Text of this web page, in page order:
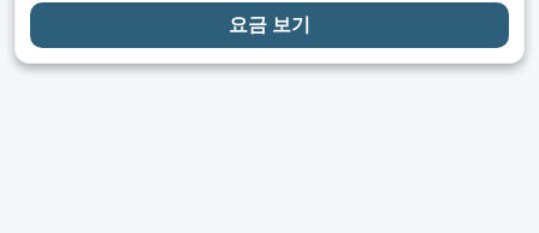
요금 보기